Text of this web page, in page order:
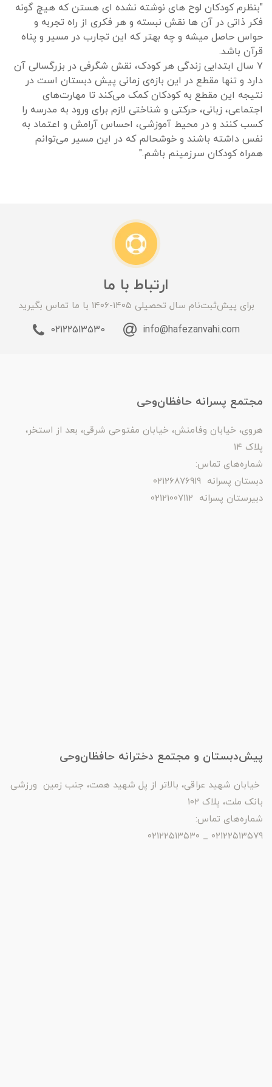
"بنظرم کودکان لوح های نوشته نشده ای هستن که هیچ گونه
فکر ذاتی در آن ها نقش نبسته و هر فکری از راه تجربه و
حواس حاصل میشه و چه بهتر که این تجارب در مسیر و پناه
قرآن باشد.
۷ سال ابتدایی زندگی هر کودک، نقش شگرفی در بزرگسالی آن
دارد و تنها مقطع در این بازه‌ی زمانی پیش دبستان است در
نتیجه این مقطع به کودکان کمک می‌کند تا مهارت‌های
اجتماعی، زبانی، حرکتی و شناختی لازم برای ورود به مدرسه را
کسب کنند و در محیط آموزشی، احساس آرامش و اعتماد به
نفس داشته باشند و خوشحالم که در این مسیر می‌توانم
همراه کودکان سرزمینم باشم."
ارتباط با ما
برای پیش‌ثبت‌نام سال تحصیلی ۱۴۰۵-۱۴۰۶ با ما تماس بگیرید
info@hafezanvahi.com
02122513530
مجتمع پسرانه حافظان‌وحی
هروی، خیابان وفامنش، خیابان مفتوحی شرقی، بعد از استخر،
پلاک ۱۴
شماره‌های تماس:
دبستان پسرانه 02126876919
دبیرستان پسرانه 02121007112
پیش‌دبستان و مجتمع دخترانه حافظان‌وحی
خیابان شهید عراقی، بالاتر از پل شهید همت، جنب زمین ورزشی
بانک ملت، پلاک ۱۰۲
شماره‌های تماس:
۰۲۱۲۲۵۱۳۵۷۹ _ ۰۲۱۲۲۵۱۳۵۳۰